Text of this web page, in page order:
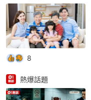
8
熱爆話題